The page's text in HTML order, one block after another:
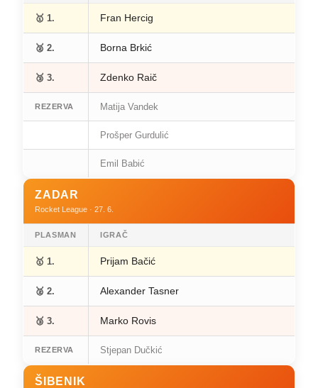
🥇 1. Fran Hercig
🥈 2. Borna Brkić
🥉 3. Zdenko Raič
REZERVA Matija Vandek
Prošper Gurdulić
Emil Babić
ZADAR
Rocket League · 27. 6.
PLASMAN IGRAČ
🥇 1. Prijam Bačić
🥈 2. Alexander Tasner
🥉 3. Marko Rovis
REZERVA Stjepan Dučkić
ŠIBENIK